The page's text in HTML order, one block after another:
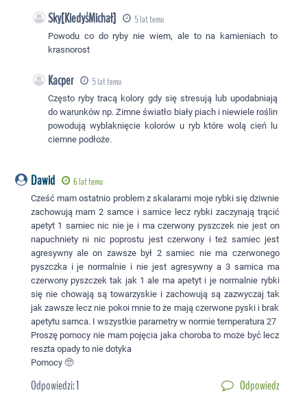
Sky[KiedyśMichał] 5 lat temu
Powodu co do ryby nie wiem, ale to na kamieniach to
krasnorost
Kacper 5 lat temu
Często ryby tracą kolory gdy się stresują lub upodabniają
do warunków np. Zimne światło biały piach i niewiele roślin
powodują wyblaknięcie kolorów u ryb które wolą cień lu
ciemne podłoże.
Dawid 6 lat temu
Cześć mam ostatnio problem z skalarami moje rybki się dziwnie
zachowują mam 2 samce i samice lecz rybki zaczynają trącić
apetyt 1 samiec nic nie je i ma czerwony pyszczek nie jest on
napuchniety ni nic poprostu jest czerwony i też samiec jest
agresywny ale on zawsze był 2 samiec nie ma czerwonego
pyszczka i je normalnie i nie jest agresywny a 3 samica ma
czerwony pyszczek tak jak 1 ale ma apetyt i je normalnie rybki
się nie chowają są towarzyskie i zachowują są zazwyczaj tak
jak zawsze lecz nie pokoi mnie to że mają czerwone pyski i brak
apetytu samca. I wszystkie parametry w normie temperatura 27
Proszę pomocy nie mam pojęcia jaka choroba to może być lecz
reszta opady to nie dotyka
Pomocy 🥺
Odpowiedzi:1 Odpowiedz